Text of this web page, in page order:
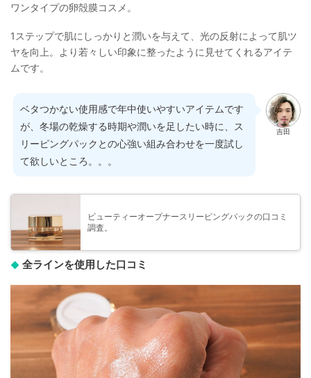
ワンタイプの卵殻膜コスメ。
1ステップで肌にしっかりと潤いを与えて、光の反射によって肌ツ
ヤを向上。より若々しい印象に整ったように見せてくれるアイテ
ムです。
吉田
ベタつかない使用感で年中使いやすいアイテムです
が、冬場の乾燥する時期や潤いを足したい時に、ス
リーピングパックとの心強い組み合わせを一度試し
て欲しいところ。。。
ビューティーオープナースリーピングパックの口コミ
調査。
全ラインを使用した口コミ